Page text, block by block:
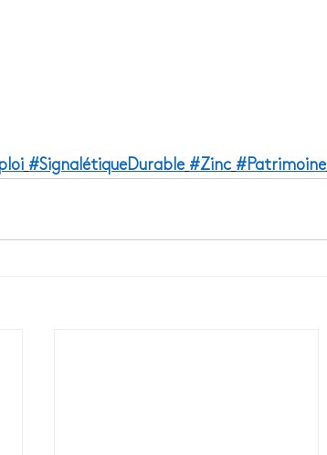
#SignalétiqueDurable #Zinc #Patrimoine